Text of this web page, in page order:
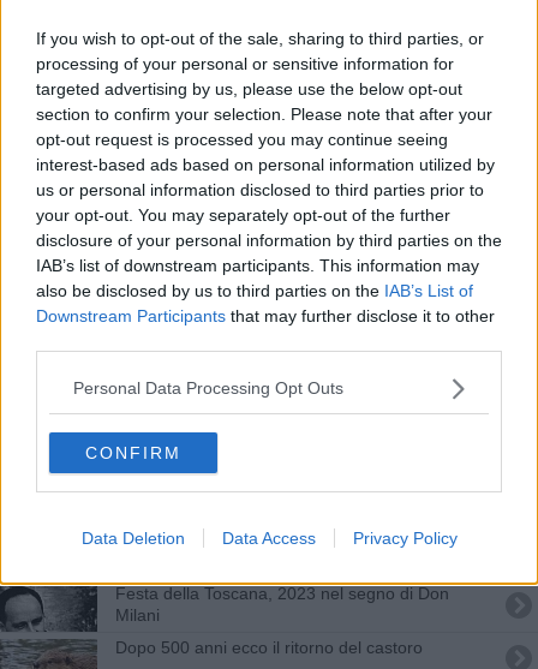
If you wish to opt-out of the sale, sharing to third parties, or
processing of your personal or sensitive information for
targeted advertising by us, please use the below opt-out
section to confirm your selection. Please note that after your
opt-out request is processed you may continue seeing
interest-based ads based on personal information utilized by
us or personal information disclosed to third parties prior to
your opt-out. You may separately opt-out of the further
disclosure of your personal information by third parties on the
IAB’s list of downstream participants. This information may
also be disclosed by us to third parties on the IAB’s List of
Downstream Participants that may further disclose it to other
Personal Data Processing Opt Outs
CONFIRM
Data Deletion Data Access Privacy Policy
Addio a Bulleri, simbolo della grande ristorazione
Segre cittadina onoraria, la proposta del Pd
Elezioni comunali 2021, disposizioni per la
propaganda elettorale
Traffico internazionale di droga arresti a raffica
Chiuso per 2 notti l'allacciamento fra A1 e A11
Ospedali storici toscani fra i più belli d'Italia
Aurelia e le altre, le strade toscane con più
incidenti
Il gelato? In Toscana i coni più e meno caro
d'Italia
Quanti interrogatori in un anno? I numeri della
Festa della Toscana, 2023 nel segno di Don
Milani
Dopo 500 anni ecco il ritorno del castoro